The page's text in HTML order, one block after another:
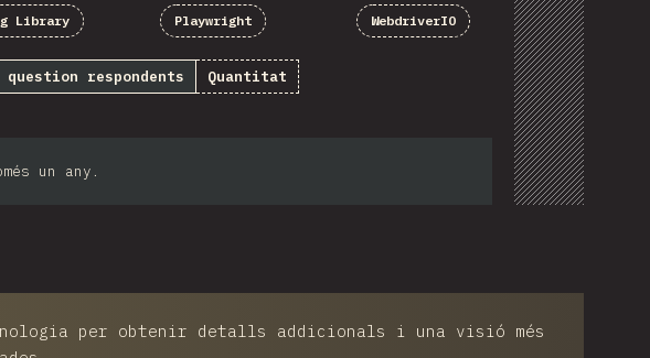
Library Playwright WebdriverIO
question respondents Quantitat
un any.
per obtenir detalls addicionals i una visió més